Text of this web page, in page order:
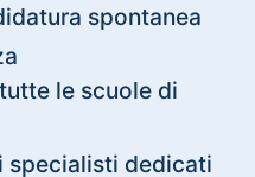
spontanea
le scuole di
specialisti dedicati